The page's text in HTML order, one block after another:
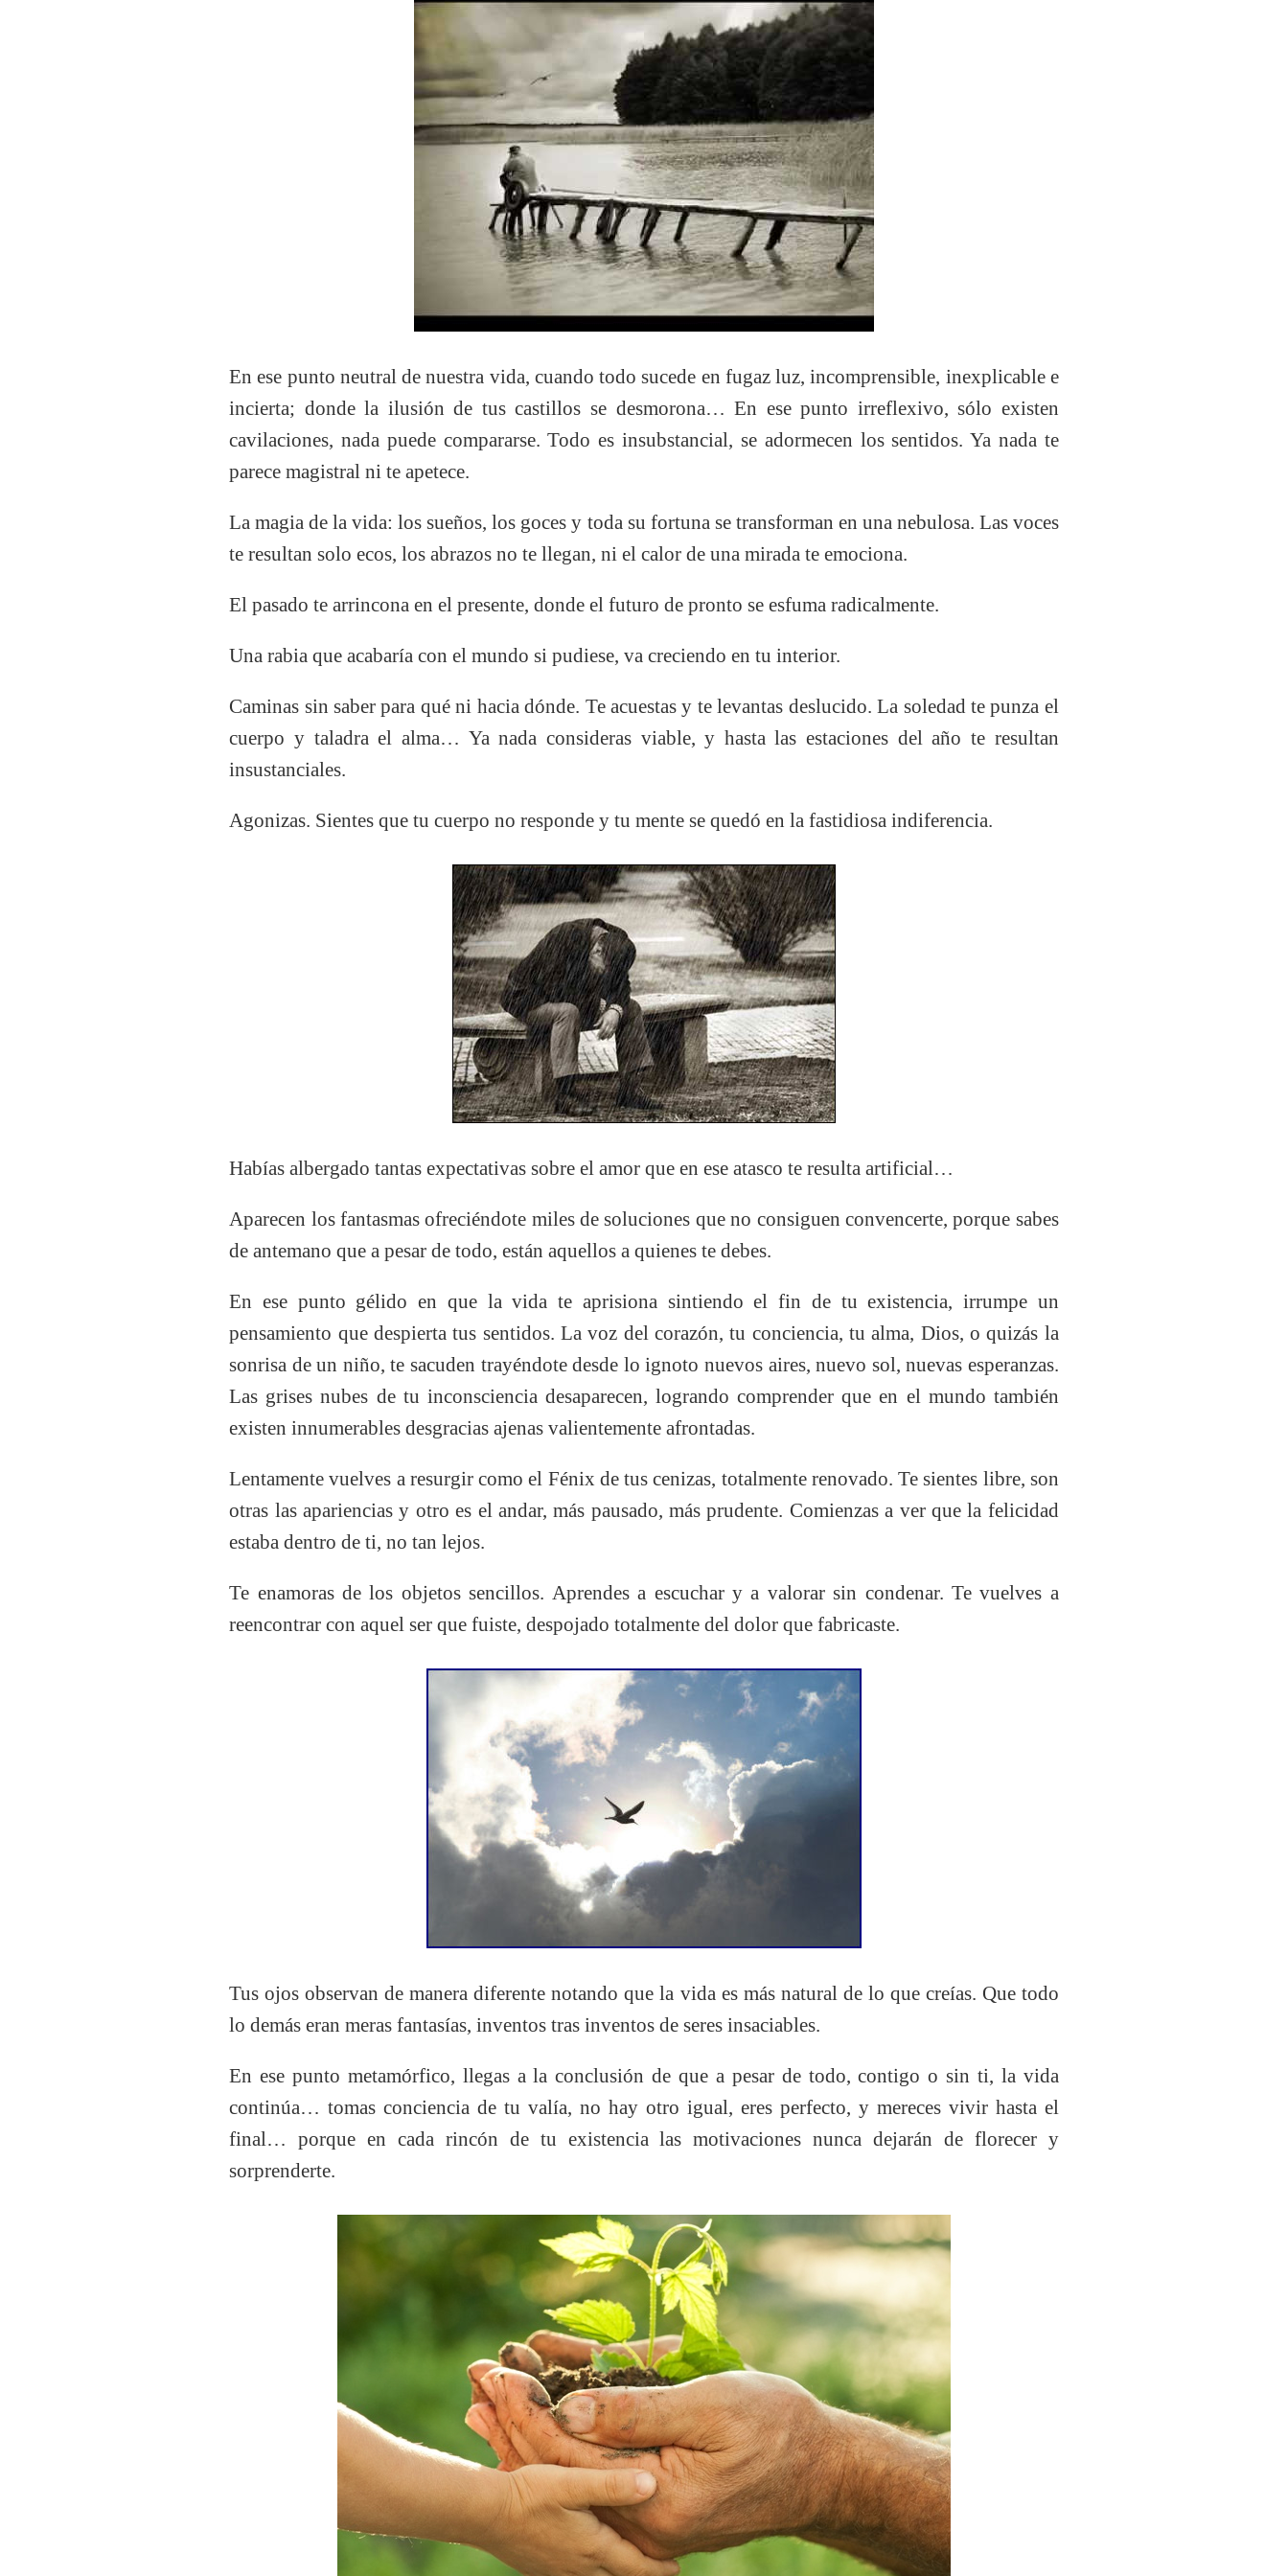
En ese punto neutral de nuestra vida, cuando todo sucede en fugaz luz, incomprensible, inexplicable e
incierta; donde la ilusión de tus castillos se desmorona… En ese punto irreflexivo, sólo existen
cavilaciones, nada puede compararse. Todo es insubstancial, se adormecen los sentidos. Ya nada te
parece magistral ni te apetece.
La magia de la vida: los sueños, los goces y toda su fortuna se transforman en una nebulosa. Las voces
te resultan solo ecos, los abrazos no te llegan, ni el calor de una mirada te emociona.
El pasado te arrincona en el presente, donde el futuro de pronto se esfuma radicalmente.
Una rabia que acabaría con el mundo si pudiese, va creciendo en tu interior.
Caminas sin saber para qué ni hacia dónde. Te acuestas y te levantas deslucido. La soledad te punza el
cuerpo y taladra el alma… Ya nada consideras viable, y hasta las estaciones del año te resultan
insustanciales.
Agonizas. Sientes que tu cuerpo no responde y tu mente se quedó en la fastidiosa indiferencia.
Habías albergado tantas expectativas sobre el amor que en ese atasco te resulta artificial…
Aparecen los fantasmas ofreciéndote miles de soluciones que no consiguen convencerte, porque sabes
de antemano que a pesar de todo, están aquellos a quienes te debes.
En ese punto gélido en que la vida te aprisiona sintiendo el fin de tu existencia, irrumpe un
pensamiento que despierta tus sentidos. La voz del corazón, tu conciencia, tu alma, Dios, o quizás la
sonrisa de un niño, te sacuden trayéndote desde lo ignoto nuevos aires, nuevo sol, nuevas esperanzas.
Las grises nubes de tu inconsciencia desaparecen, logrando comprender que en el mundo también
existen innumerables desgracias ajenas valientemente afrontadas.
Lentamente vuelves a resurgir como el Fénix de tus cenizas, totalmente renovado. Te sientes libre, son
otras las apariencias y otro es el andar, más pausado, más prudente. Comienzas a ver que la felicidad
estaba dentro de ti, no tan lejos.
Te enamoras de los objetos sencillos. Aprendes a escuchar y a valorar sin condenar. Te vuelves a
reencontrar con aquel ser que fuiste, despojado totalmente del dolor que fabricaste.
Tus ojos observan de manera diferente notando que la vida es más natural de lo que creías. Que todo
lo demás eran meras fantasías, inventos tras inventos de seres insaciables.
En ese punto metamórfico, llegas a la conclusión de que a pesar de todo, contigo o sin ti, la vida
continúa… tomas conciencia de tu valía, no hay otro igual, eres perfecto, y mereces vivir hasta el
final… porque en cada rincón de tu existencia las motivaciones nunca dejarán de florecer y
sorprenderte.